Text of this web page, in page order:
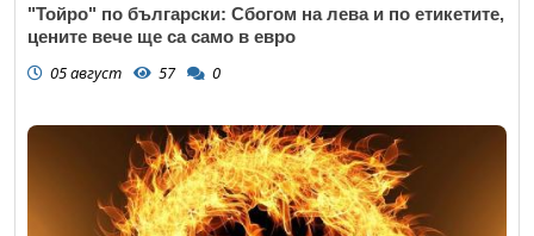
"Тойро" по български: Сбогом на лева и по етикетите,
цените вече ще са само в евро
05 август 57 0